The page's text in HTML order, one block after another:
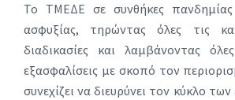
Το ΤΜΕΔΕ σε συνθήκες πανδημίας
ασφυξίας, τηρώντας όλες τις
διαδικασίες και λαμβάνοντας
εξασφαλίσεις με σκοπό τον
συνεχίζει να διευρύνει τον κύκλο